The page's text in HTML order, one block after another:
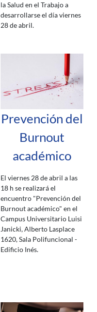
la Salud en el Trabajo a
desarrollarse el día viernes
28 de abril.
Prevención del
Burnout
académico
El viernes 28 de abril a las
18 h se realizará el
encuentro "Prevención del
Burnout académico" en el
Campus Universitario Luisi
Janicki, Alberto Lasplace
1620, Sala Polifuncional -
Edificio Inés.